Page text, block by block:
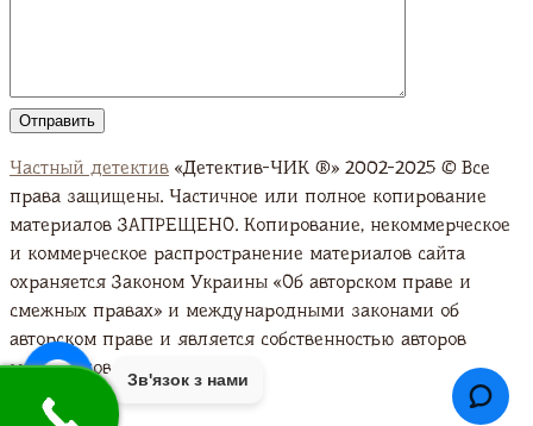
Зв'язок з нами
Частный детектив «Детектив-ЧИК ®» 2002-2025 © Все
права защищены. Частичное или полное копирование
материалов ЗАПРЕЩЕНО. Копирование, некоммерческое
и коммерческое распространение материалов сайта
охраняется Законом Украины «Об авторском праве и
смежных правах» и международными законами об
авторском праве и является собственностью авторов
материалов. Подробно